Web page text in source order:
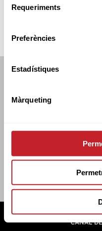
Requeriments
Preferències
Estadístiques
Màrqueting
C/
POLÍTICA DE COOKIES
CANAL